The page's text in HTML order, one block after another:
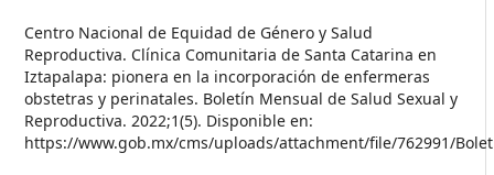
Centro Nacional de Equidad de Género y Salud
Reproductiva. Clínica Comunitaria de Santa Catarina en
Iztapalapa: pionera en la incorporación de enfermeras
obstetras y perinatales. Boletín Mensual de Salud Sexual y
Reproductiva. 2022;1(5). Disponible en:
https://www.gob.mx/cms/uploads/attachment/file/762991/